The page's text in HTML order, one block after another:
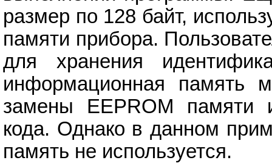
размер по 128 байт,
памяти прибора.
для хранения
информационная память
замены EEPROM памяти
кода. Однако в данном
память не используется.